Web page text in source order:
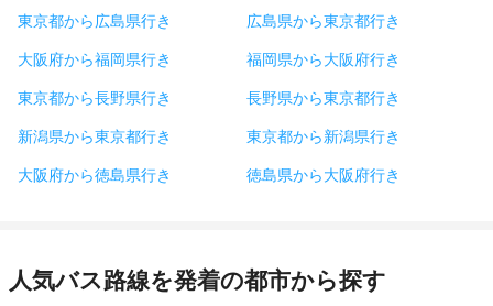
東京都から広島県行き 広島県から東京都行き
大阪府から福岡県行き 福岡県から大阪府行き
東京都から長野県行き 長野県から東京都行き
新潟県から東京都行き 東京都から新潟県行き
大阪府から徳島県行き 徳島県から大阪府行き
人気バス路線を発着の都市から探す